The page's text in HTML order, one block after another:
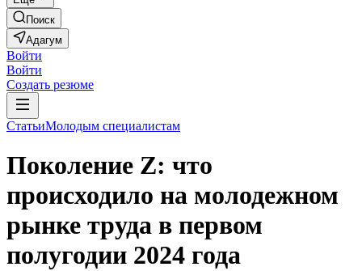
Поиск
Адагум
Войти
Войти
Создать резюме
СтатьиМолодым специалистам
Поколение Z: что
происходило на молодежном
рынке труда в первом
полугодии 2024 года